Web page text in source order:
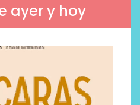
ayer y hoy